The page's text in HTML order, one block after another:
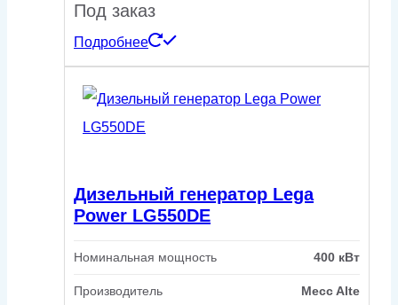
Под заказ
Подробнее
Дизельный генератор Lega
Power LG550DE
Номинальная мощность 400 кВт
Производитель
Mecc Alte